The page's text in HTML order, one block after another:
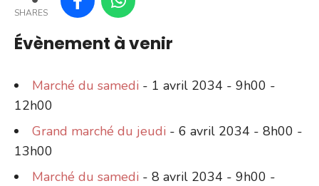
SHARES
Évènement à venir
Marché du samedi - 1 avril 2034 - 9h00 -
12h00
Grand marché du jeudi - 6 avril 2034 - 8h00 -
13h00
Marché du samedi - 8 avril 2034 - 9h00 -